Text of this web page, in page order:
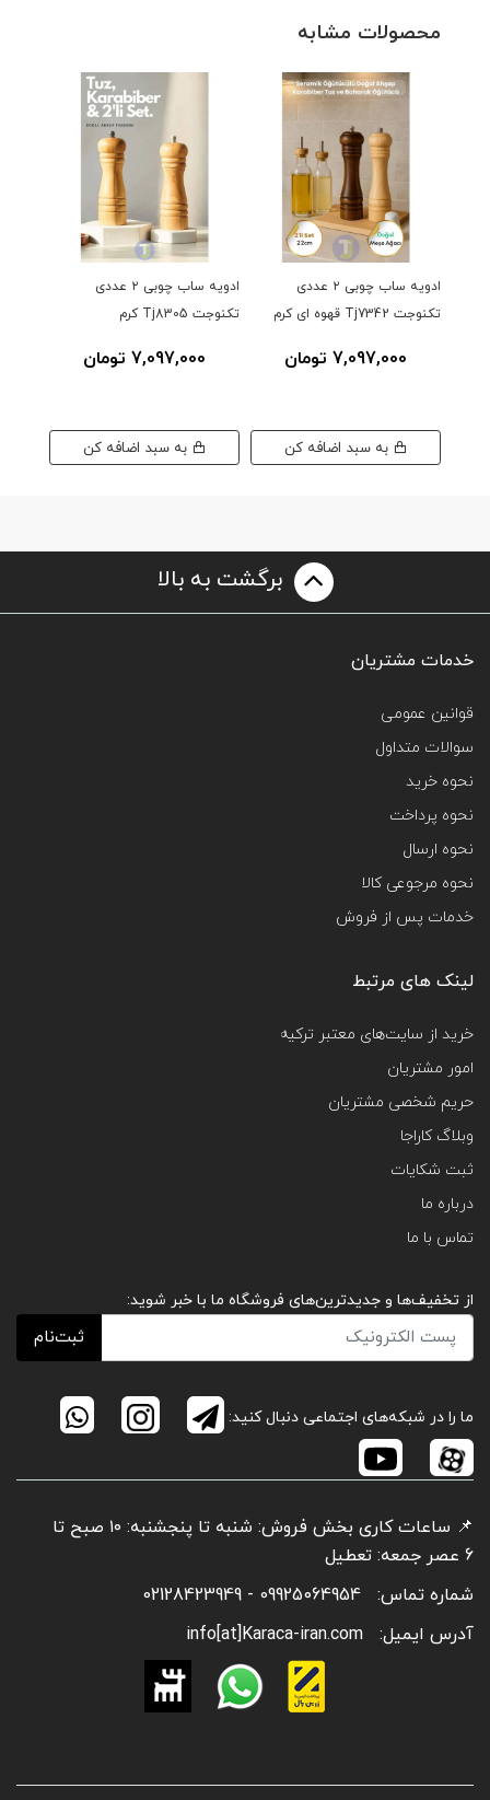
محصولات مشابه
ادویه ساب چوبی ۲ عددی
تکنوجت Tj7342 قهوه ای کرم
7,097,000 تومان
ادویه ساب چوبی ۲ عددی
تکنوجت Tj8305 کرم
7,097,000 تومان
برگشت به بالا
خدمات مشتریان
قوانین عمومی
سوالات متداول
نحوه خرید
نحوه پرداخت
نحوه ارسال
نحوه مرجوعی کالا
خدمات پس از فروش
لینک های مرتبط
خرید از سایت‌های معتبر ترکیه
امور مشتریان
حریم شخصی مشتریان
وبلاگ کاراجا
ثبت شکایات
درباره ما
تماس با ما
از تخفیف‌ها و جدیدترین‌های فروشگاه ما با خبر شوید:
ثبت‌نام
ما را در شبکه‌های اجتماعی دنبال کنید:
📌 ساعات کاری بخش فروش: شنبه تا پنجشنبه: ۱۰ صبح تا
6 عصر جمعه: تعطیل
شماره تماس:
09925064954 - 02128423949
آدرس ایمیل:
info[at]Karaca-iran.com